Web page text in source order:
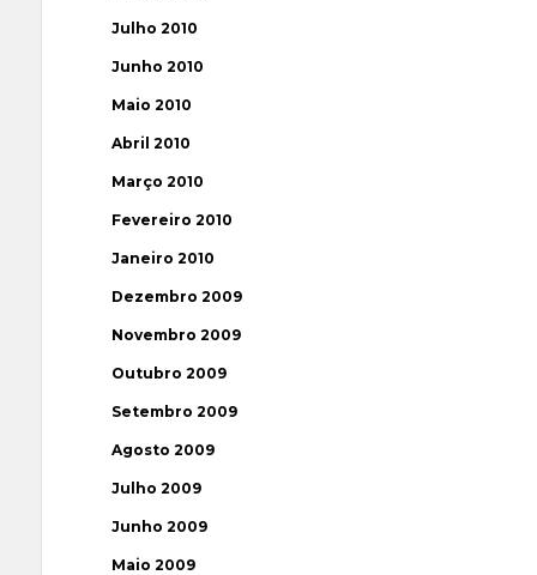
Julho 2010
Junho 2010
Maio 2010
Abril 2010
Março 2010
Fevereiro 2010
Janeiro 2010
Dezembro 2009
Novembro 2009
Outubro 2009
Setembro 2009
Agosto 2009
Julho 2009
Junho 2009
Maio 2009